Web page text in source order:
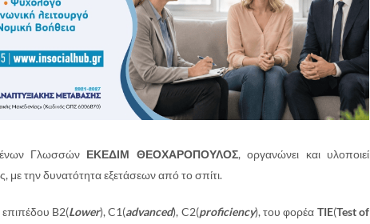
Γλωσσών ΕΚΕΔΙΜ ΘΕΟΧΑΡΟΠΟΥΛΟΣ, οργανώνει και υλοποιεί
την δυνατότητα εξετάσεων από το σπίτι.
B2(Lower), C1(advanced), C2(proficiency), του φορέα TIE(Testof